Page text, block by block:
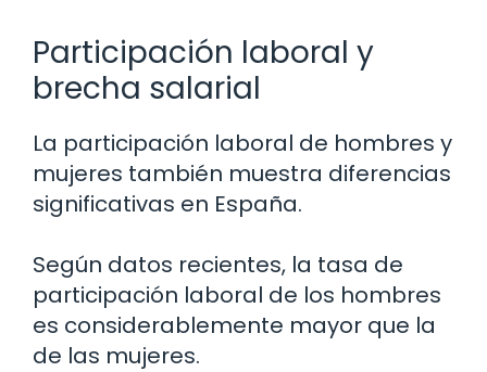
Participación laboral y
brecha salarial
La participación laboral de hombres y
mujeres también muestra diferencias
significativas en España.
Según datos recientes, la tasa de
participación laboral de los hombres
es considerablemente mayor que la
de las mujeres.